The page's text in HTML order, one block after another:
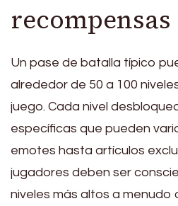
recompensas
Un pase de batalla típico
alrededor de 50 a 100
juego. Cada nivel
específicas que pueden
emotes hasta artículos
jugadores deben ser
niveles más altos a